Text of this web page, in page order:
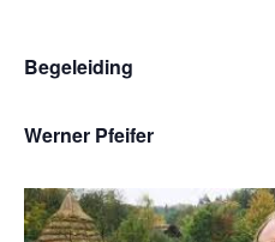
Begeleiding
Werner Pfeifer